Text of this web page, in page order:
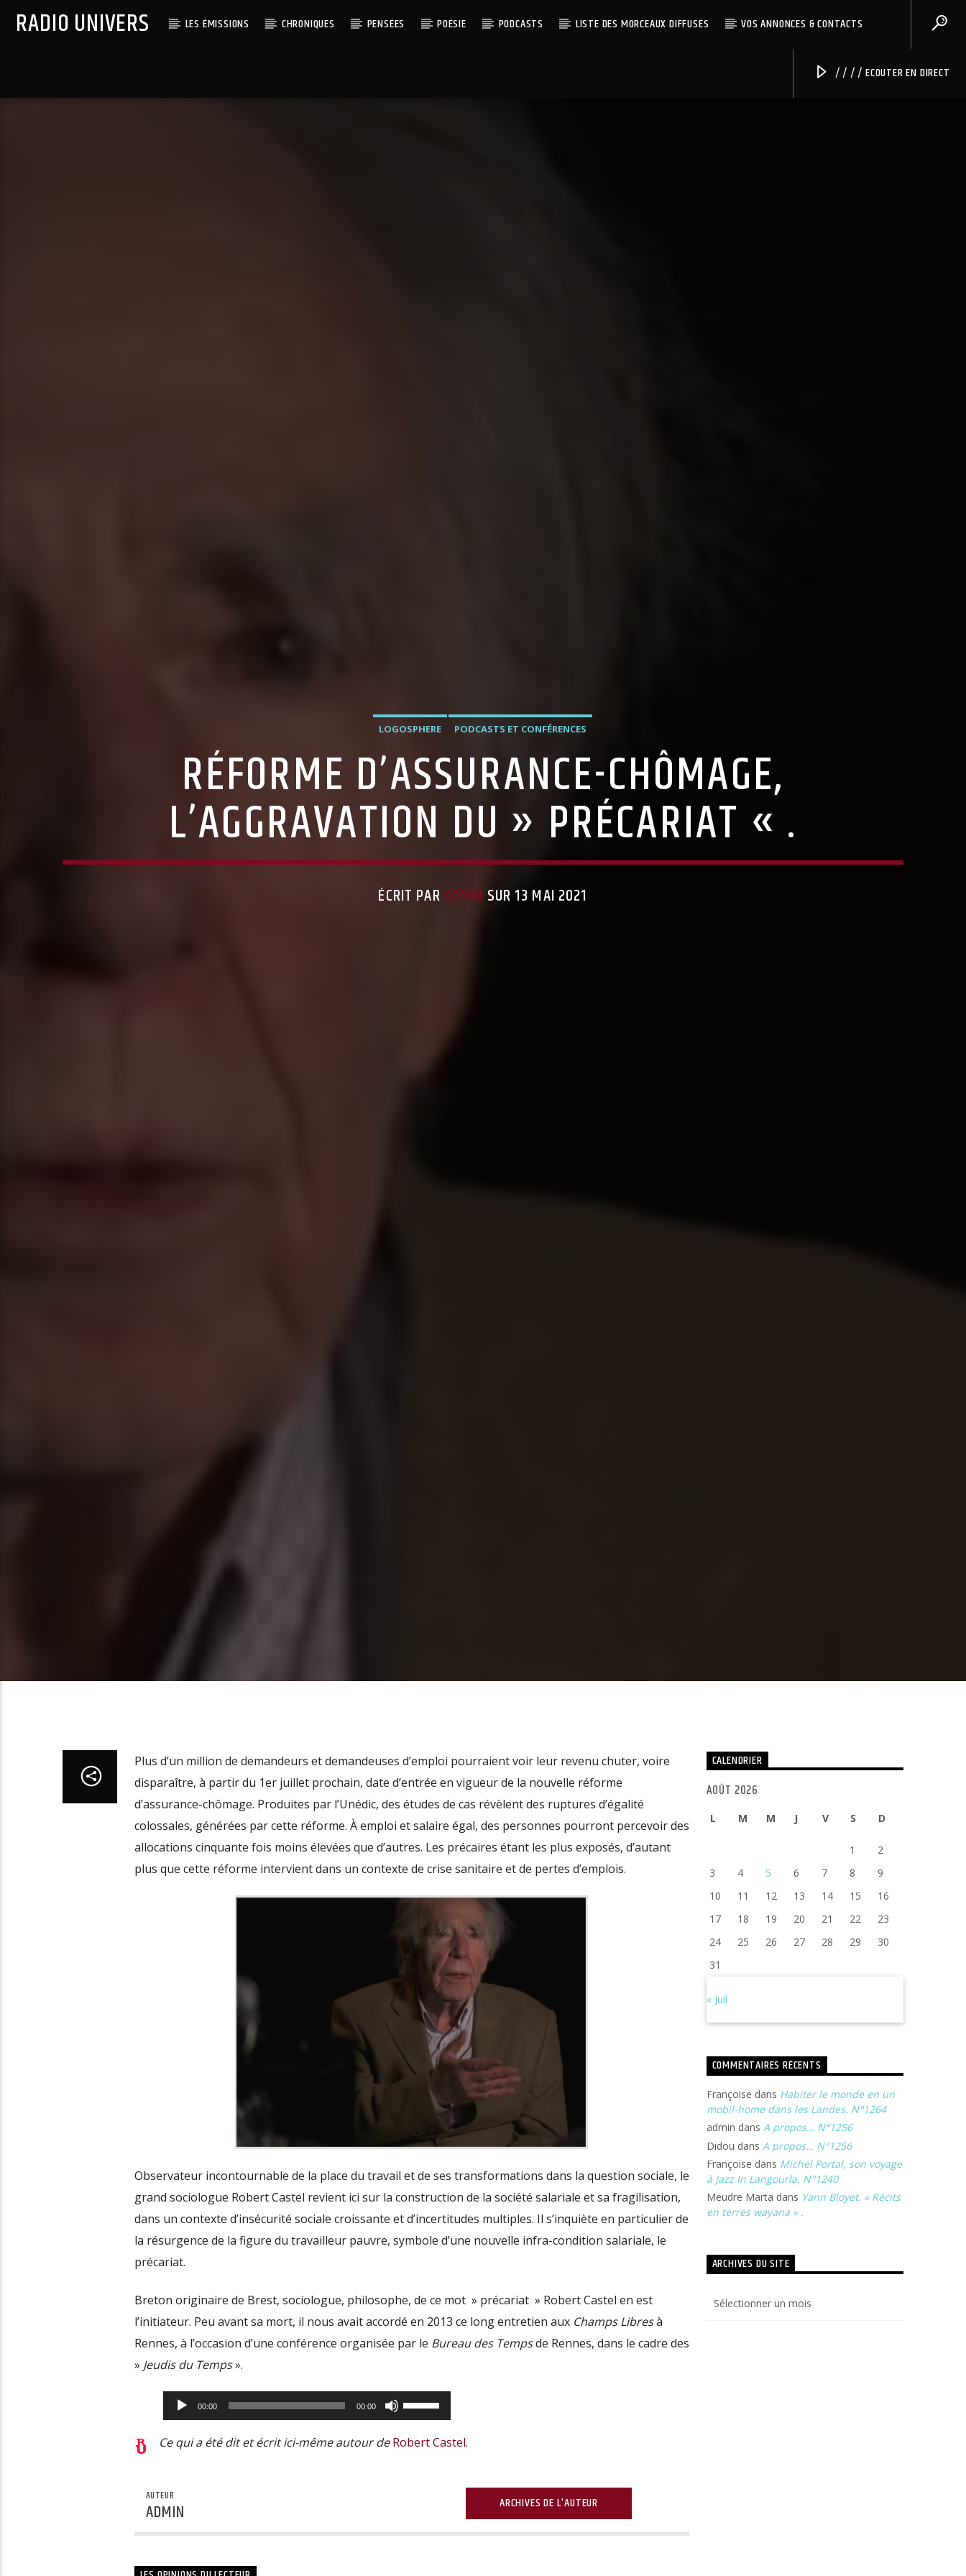
RADIO UNIVERS LES ÉMISSIONS CHRONIQUES PENSÉES POÉSIE PODCASTS LISTE DES MORCEAUX DIFFUSÉS VOS ANNONCES & CONTACTS
/ / / / ECOUTER EN DIRECT
LOGOSPHERE PODCASTS ET CONFÉRENCES
RÉFORME D’ASSURANCE-CHÔMAGE,
L’AGGRAVATION DU » PRÉCARIAT « .
ÉCRIT PARADMIN SUR 13 MAI 2021
Plus d’un million de demandeurs et demandeuses d’emploi pourraient voir leur revenu chuter, voire
disparaître, à partir du 1er juillet prochain, date d’entrée en vigueur de la nouvelle réforme
d’assurance-chômage. Produites par l’Unédic, des études de cas révèlent des ruptures d’égalité
colossales, générées par cette réforme. À emploi et salaire égal, des personnes pourront percevoir des
allocations cinquante fois moins élevées que d’autres. Les précaires étant les plus exposés, d’autant
plus que cette réforme intervient dans un contexte de crise sanitaire et de pertes d’emplois.
Observateur incontournable de la place du travail et de ses transformations dans la question sociale, le
grand sociologue Robert Castel revient ici sur la construction de la société salariale et sa fragilisation,
dans un contexte d’insécurité sociale croissante et d’incertitudes multiples. Il s’inquiète en particulier de
la résurgence de la figure du travailleur pauvre, symbole d’une nouvelle infra-condition salariale, le
précariat.
Breton originaire de Brest, sociologue, philosophe, de ce mot » précariat » Robert Castel en est
l’initiateur. Peu avant sa mort, il nous avait accordé en 2013 ce long entretien aux Champs Libresà
Rennes, à l’occasion d’une conférence organisée par le Bureau des Tempsde Rennes, dans le cadre des
» Jeudis du Temps».
Lecteur
audio
00:00 00:00
Utilisez
les
flèches
ou
Ce qui a été dit et écrit ici-même autour de Robert Castel.
AUTEUR
ADMIN ARCHIVES DE L'AUTEUR
CALENDRIER
AOÛT 2026
L M M J V S D
1
2
3
4 5 6 7 8
9
10
11 12 13 14 15
16
17
18 19 20 21 22
23
24
25 26 27 28 29
30
31
« Juil
COMMENTAIRES RÉCENTS
Françoise dans Habiter le monde en un
mobil-home dans les Landes. N°1264
admin dans A propos… N°1256
Didou dans A propos… N°1256
Françoise dans Michel Portal, son voyage
à Jazz In Langourla. N°1240
Meudre Marta dans Yann Bloyet, « Récits
en terres wayana « .
ARCHIVES DU SITE
du